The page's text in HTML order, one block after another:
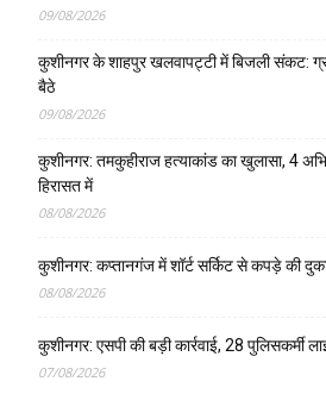
09/08/2026
कुशीनगर के शाहपुर खलवापट्टी में बिजली संकट:
बैठे
09/08/2026
कुशीनगर: तमकुहीराज हत्याकांड का खुलासा, 4
हिरासत में
08/08/2026
कुशीनगर: कप्तानगंज में शॉर्ट सर्किट से कपड़े की
08/08/2026
कुशीनगर: एसपी की बड़ी कार्रवाई, 28 पुलिसकर्मी
07/08/2026